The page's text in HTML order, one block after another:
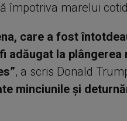
împotriva marelui
care a fost
adăugat la
, a scris Donald
minciunile şi